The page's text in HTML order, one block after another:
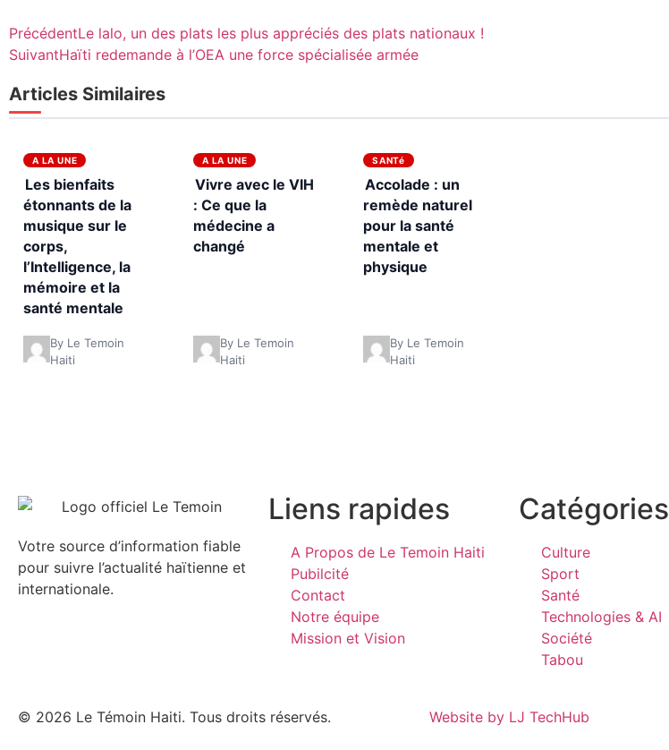
PrécédentLe lalo, un des plats les plus appréciés des plats nationaux !
SuivantHaïti redemande à l’OEA une force spécialisée armée
Articles Similaires
A LA UNE
Les bienfaits
étonnants de la
musique sur le
corps,
l’Intelligence, la
mémoire et la
santé mentale
By Le Temoin
Haiti
A LA UNE
Vivre avec le VIH
: Ce que la
médecine a
changé
By Le Temoin
Haiti
SANTé
Accolade : un
remède naturel
pour la santé
mentale et
physique
By Le Temoin
Haiti
Votre source d’information fiable
pour suivre l’actualité haïtienne et
internationale.
Liens rapides
A Propos de Le Temoin Haiti
Pubilcité
Contact
Notre équipe
Mission et Vision
Catégories
Culture
Sport
Santé
Technologies & AI
Société
Tabou
© 2026 Le Témoin Haiti. Tous droits réservés. Website by LJ TechHub